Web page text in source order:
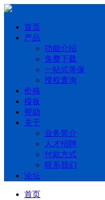
首页
产品
功能介绍
免费下载
一站式等保
授权查询
价格
模板
帮助
关于
业务简介
人才招聘
付款方式
联系我们
论坛
首页